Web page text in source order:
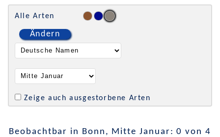
Alle Arten
Ändern
Zeige auch ausgestorbene Arten
Beobachtbar in Bonn, Mitte Januar: 0 von 4